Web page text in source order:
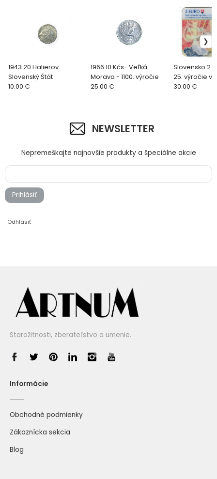
1943 20 Halierov
Slovenský Štát
10.00 €
1966 10 Kčs- Veľká
Morava - 1100. výročie
25.00 €
Slovensko 2
25. výročie
30.00 €
NEWSLETTER
Nepremeškajte najnovšie produkty a špeciálne akcie
Prihlásiť
Odhlásiť
Starožitnosti, zberateľstvo a umenie.
Informácie
Obchodné podmienky
Zákaznícka sekcia
Blog